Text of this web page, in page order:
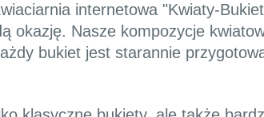
internetowa "Kwiaty-
okazję. Nasze kompozycje
bukiet jest starannie